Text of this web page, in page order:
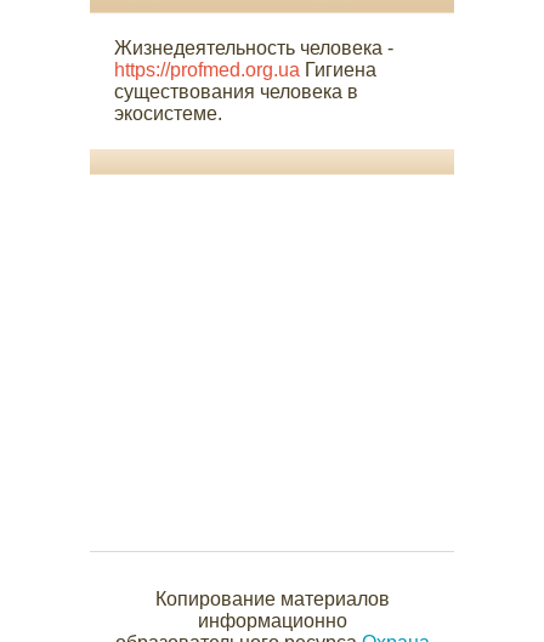
Жизнедеятельность человека -
https://profmed.org.ua Гигиена
существования человека в
экосистеме.
Копирование материалов
информационно